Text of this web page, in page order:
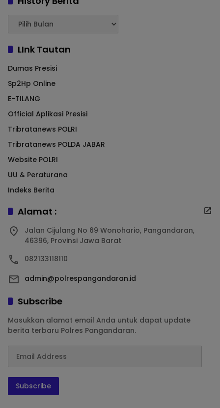
LInk Tautan
Dumas Presisi
Sp2Hp Online
E-TILANG
Official Aplikasi Presisi
Tribratanews POLRI
Tribratanews POLDA JABAR
Website POLRI
UU & Peraturana
Indeks Berita
Alamat :
Jalan Cijulang No 69 Wonohario, Pangandaran,
46396, Provinsi Jawa Barat
082133118110
admin@polrespangandaran.id
Subscribe
Masukkan alamat email Anda untuk dapat update
berita terbaru Polres Pangandaran.
Subscribe